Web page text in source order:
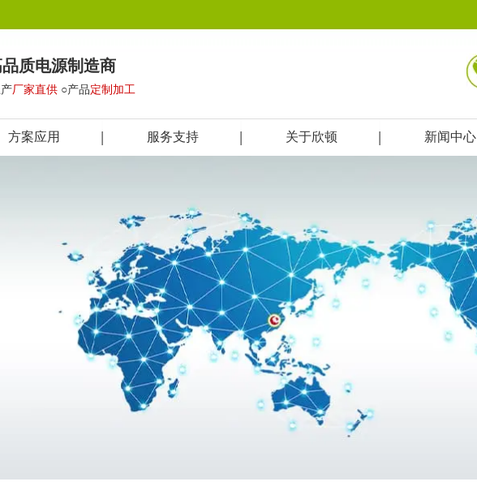
质电源制造商
厂家直供 ○产品定制加工
方案应用 服务支持 关于欣顿 新闻中心